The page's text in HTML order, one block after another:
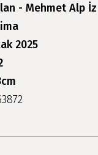
- Mehmet Alp İz
2025